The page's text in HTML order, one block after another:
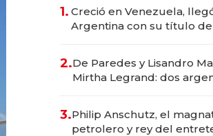
1. Creció en Venezuela,
Argentina con su título
marcas "fast premium"
2.De Paredes y Lisandro
Mirtha Legrand: dos
3.Philip Anschutz, el
petrolero y rey del